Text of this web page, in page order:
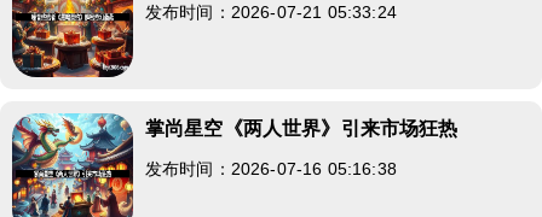
发布时间：2026-07-21 05:33:24
掌尚星空《两人世界》引来市场狂热
发布时间：2026-07-16 05:16:38